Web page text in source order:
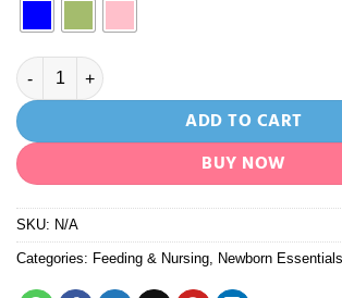
Minitree Glass Feeder 60ml (0+Months) quantity
ADD TO CART
BUY NOW
SKU: N/A
Categories: Feeding & Nursing, Newborn Essentials